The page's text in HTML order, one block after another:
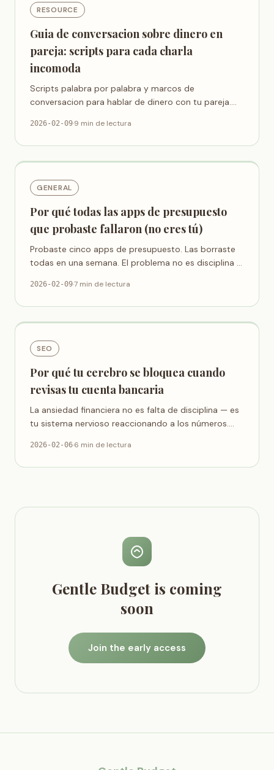
RESOURCE
Guia de conversacion sobre dinero en
pareja: scripts para cada charla
incomoda
Scripts palabra por palabra y marcos de
conversacion para hablar de dinero con tu pareja.
diferencias de ingresos y metas financieras.
2026-02-09·9 min de lectura
GENERAL
Por qué todas las apps de presupuesto
que probaste fallaron (no eres tú)
Probaste cinco apps de presupuesto. Las borraste
todas en una semana. El problema no es disciplina —
diseñadas.
2026-02-09·7 min de lectura
SEO
Por qué tu cerebro se bloquea cuando
revisas tu cuenta bancaria
La ansiedad financiera no es falta de disciplina — es
tu sistema nervioso reaccionando a los números.
amenaza.
2026-02-06·6 min de lectura
Gentle Budget is coming
soon
Join the early access